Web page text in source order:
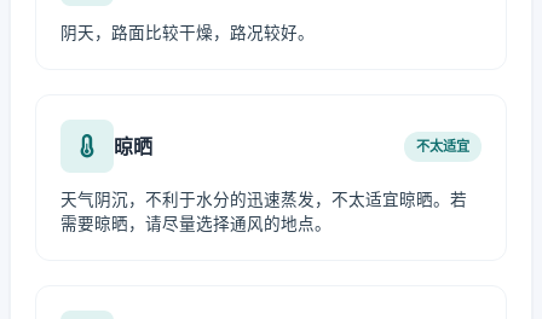
阴天，路面比较干燥，路况较好。
晾晒 不太适宜
天气阴沉，不利于水分的迅速蒸发，不太适宜晾晒。若
需要晾晒，请尽量选择通风的地点。